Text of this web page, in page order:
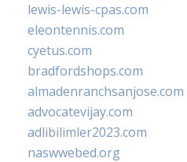
lewis-lewis-cpas.com
eleontennis.com
cyetus.com
bradfordshops.com
almadenranchsanjose.com
advocatevijay.com
adlibilimler2023.com
naswwebed.org